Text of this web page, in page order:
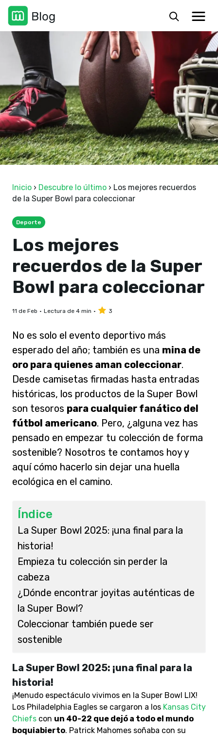
Inicio › Descubre lo último › Los mejores recuerdos
de la Super Bowl para coleccionar
Deporte
Los mejores
recuerdos de la Super
Bowl para coleccionar
11 de Feb Lectura de 4 min 3
No es solo el evento deportivo más
esperado del año; también es una mina de
oro para quienes aman coleccionar.
Desde camisetas firmadas hasta entradas
históricas, los productos de la Super Bowl
son tesoros para cualquier fanático del
fútbol americano. Pero, ¿alguna vez has
pensado en empezar tu colección de forma
sostenible? Nosotros te contamos hoy y
aquí cómo hacerlo sin dejar una huella
ecológica en el camino.
Índice
La Super Bowl 2025: ¡una final para la
historia!
Empieza tu colección sin perder la
cabeza
¿Dónde encontrar joyitas auténticas de
la Super Bowl?
Coleccionar también puede ser
sostenible
La Super Bowl 2025: ¡una final para la
historia!
¡Menudo espectáculo vivimos en la Super Bowl LIX!
Los Philadelphia Eagles se cargaron a los Kansas City
Chiefs con un 40-22 que dejó a todo el mundo
boquiabierto. Patrick Mahomes soñaba con su